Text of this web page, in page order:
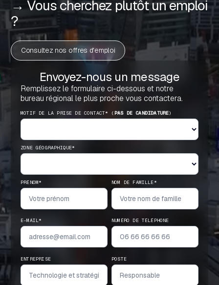
→ Vous cherchez plutôt un emploi
?
Consultez nos offres d'emploi
Envoyez-nous un message
Remplissez le formulaire ci-dessous et notre
bureau régional le plus proche vous contactera.
MOTIF DE LA PRISE DE CONTACT* (PAS DE CANDIDATURE)
ZONE GÉOGRAPHIQUE*
PRÉNOM* NOM DE FAMILLE*
E-MAIL* NUMÉRO DE TÉLÉPHONE
ENTREPRISE POSTE